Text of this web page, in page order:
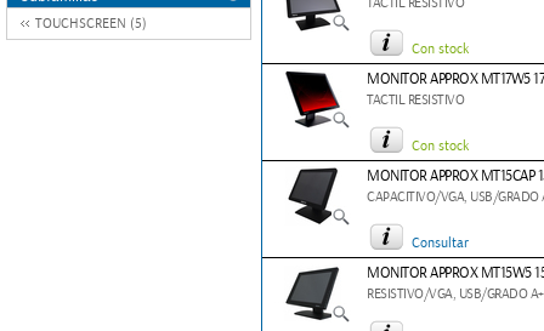
TOUCHSCREEN (5)
Con stock
MONITOR APPROX MT17W5
TACTIL RESISTIVO
Con stock
MONITOR APPROX MT15CAP
CAPACITIVO/VGA, USB/GRADO
Consultar
MONITOR APPROX MT15W5
RESISTIVO/VGA, USB/GRADO A+